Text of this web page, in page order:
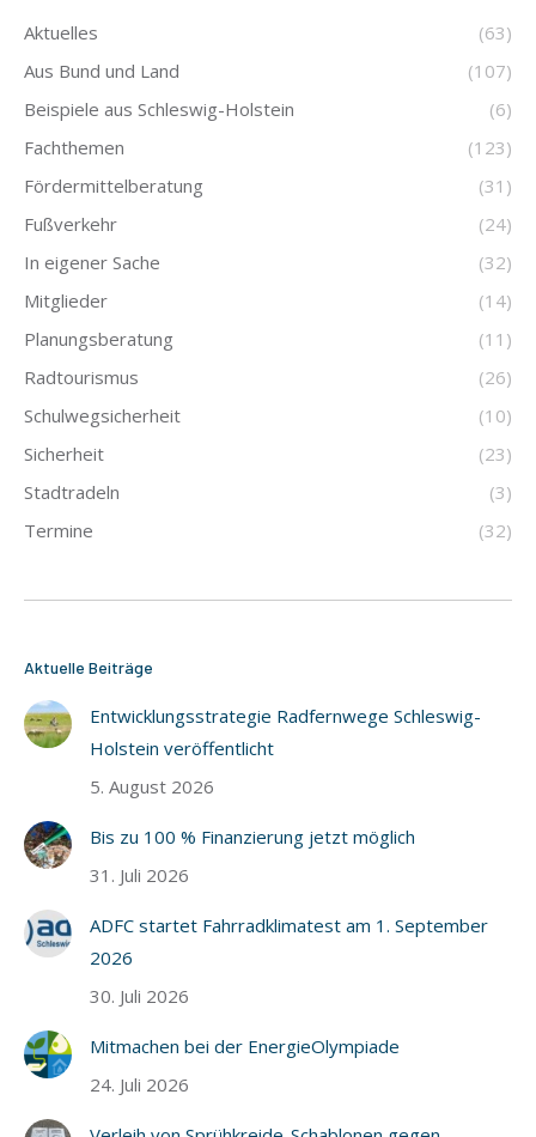
Aktuelles
(63)
Aus Bund und Land
(107)
Beispiele aus Schleswig-Holstein
(6)
Fachthemen
(123)
Fördermittelberatung
(31)
Fußverkehr
(24)
In eigener Sache
(32)
Mitglieder
(14)
Planungsberatung
(11)
Radtourismus
(26)
Schulwegsicherheit
(10)
Sicherheit
(23)
Stadtradeln
(3)
Termine
(32)
Aktuelle Beiträge
Entwicklungsstrategie Radfernwege Schleswig-
Holstein veröffentlicht
5. August 2026
Bis zu 100 % Finanzierung jetzt möglich
31. Juli 2026
ADFC startet Fahrradklimatest am 1. September
2026
30. Juli 2026
Mitmachen bei der EnergieOlympiade
24. Juli 2026